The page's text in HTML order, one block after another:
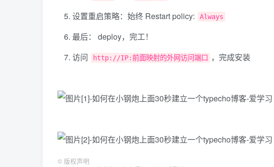
设置重启策略：始终 Restart policy:
Always
最后： deploy，完工！
访问
http://IP:前面映射的外网访问端口 ，完成安装
© 版权声明